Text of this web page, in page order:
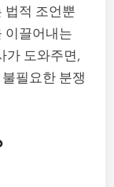
법적 조언뿐
이끌어내는
가 도와주면,
필요한 분쟁